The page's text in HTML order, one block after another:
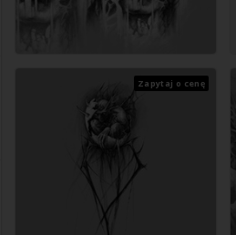
Zapytaj o cenę